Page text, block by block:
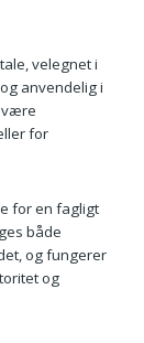
velegnet i
anvendelig i
være
for
for en fagligt
både
og fungerer
og